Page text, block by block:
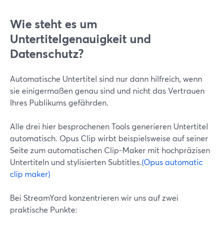
Wie steht es um
Untertitelgenauigkeit und
Datenschutz?
Automatische Untertitel sind nur dann hilfreich, wenn
sie einigermaßen genau sind und nicht das Vertrauen
Ihres Publikums gefährden.
Alle drei hier besprochenen Tools generieren Untertitel
automatisch. Opus Clip wirbt beispielsweise auf seiner
Seite zum automatischen Clip-Maker mit hochpräzisen
Untertiteln und stylisierten Subtitles.(Opus automatic
clip maker)
Bei StreamYard konzentrieren wir uns auf zwei
praktische Punkte: